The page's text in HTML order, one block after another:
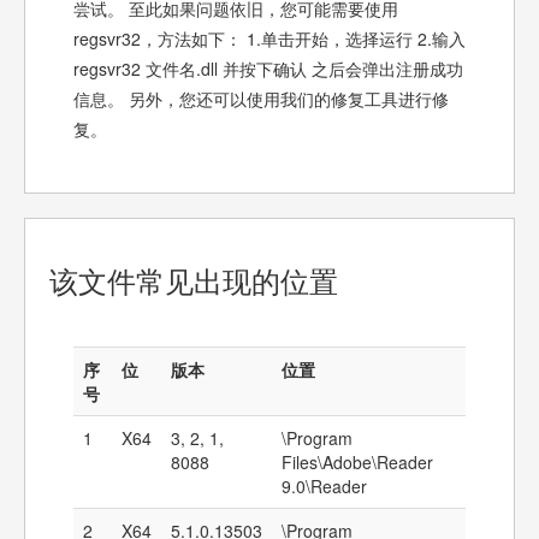
尝试。 至此如果问题依旧，您可能需要使用
regsvr32，方法如下： 1.单击开始，选择运行 2.输入
regsvr32 文件名.dll 并按下确认 之后会弹出注册成功
信息。 另外，您还可以使用我们的修复工具进行修
复。
该文件常见出现的位置
序
号
位 版本 位置
1 X64
3, 2, 1,
8088
\Program
Files\Adobe\Reader
9.0\Reader
2
X64 5.1.0.13503
\Program